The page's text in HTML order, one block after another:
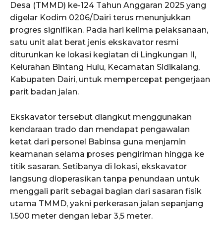
Desa (TMMD) ke-124 Tahun Anggaran 2025 yang
digelar Kodim 0206/Dairi terus menunjukkan
progres signifikan. Pada hari kelima pelaksanaan,
satu unit alat berat jenis ekskavator resmi
diturunkan ke lokasi kegiatan di Lingkungan II,
Kelurahan Bintang Hulu, Kecamatan Sidikalang,
Kabupaten Dairi, untuk mempercepat pengerjaan
parit badan jalan.
Ekskavator tersebut diangkut menggunakan
kendaraan trado dan mendapat pengawalan
ketat dari personel Babinsa guna menjamin
keamanan selama proses pengiriman hingga ke
titik sasaran. Setibanya di lokasi, ekskavator
langsung dioperasikan tanpa penundaan untuk
menggali parit sebagai bagian dari sasaran fisik
utama TMMD, yakni perkerasan jalan sepanjang
1.500 meter dengan lebar 3,5 meter.